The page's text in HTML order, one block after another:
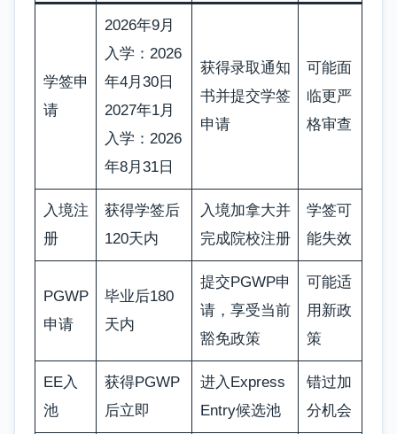
学签申
请
2026年9月
入学：2026
年4月30日
2027年1月
入学：2026
年8月31日
获得录取通知
书并提交学签
申请
可能面
临更严
格审查
入境注
册
获得学签后
120天内
入境加拿大并
完成院校注册
学签可
能失效
PGWP
申请
毕业后180
天内
提交PGWP申
请，享受当前
豁免政策
可能适
用新政
策
EE入
池
获得PGWP
后立即
进入Express
Entry候选池
错过加
分机会